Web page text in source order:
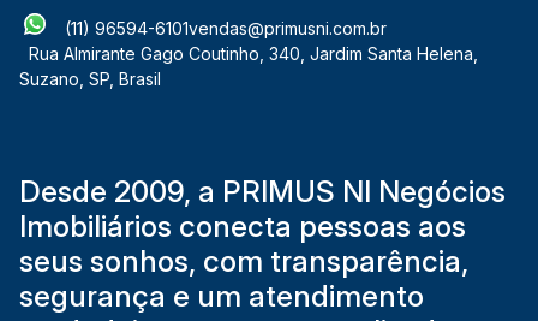
(11) 96594-6101vendas@primusni.com.br
Rua Almirante Gago Coutinho 340 Jardim Santa Helena
Suzano SP Brasil
Desde 2009, a PRIMUS NI Negócios
Imobiliários conecta pessoas aos
seus sonhos, com transparência,
segurança e um atendimento